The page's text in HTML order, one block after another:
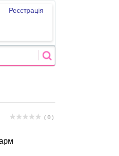
Реєстрація
( 0 )